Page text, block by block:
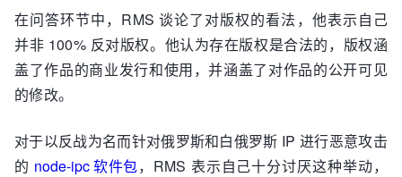
在问答环节中，RMS 谈论了对版权的看法，他表示自己
并非 100% 反对版权。他认为存在版权是合法的，版权涵
盖了作品的商业发行和使用，并涵盖了对作品的公开可见
的修改。
对于以反战为名而针对俄罗斯和白俄罗斯 IP 进行恶意攻击
的 node-ipc 软件包，RMS 表示自己十分讨厌这种举动，